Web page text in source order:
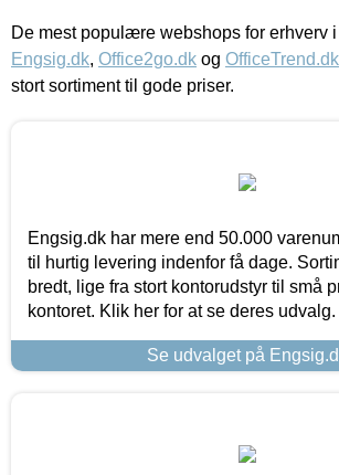
De mest populære webshops for erhverv
Engsig.dk, Office2go.dk og OfficeTrend.dk
stort sortiment til gode priser.
Engsig.dk har mere end 50.000
til hurtig levering indenfor få dage.
bredt, lige fra stort kontorudstyr til små
kontoret. Klik her for at se deres udvalg.
Se udvalget på